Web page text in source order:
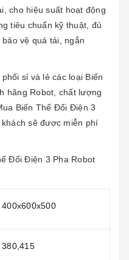
cho hiệu suất hoạt động
tiêu chuẩn kỹ thuật, đủ
vệ quá tải, ngắn
sỉ và lẻ các loại Biến
hãng Robot, chất lượng
Biến Thế Đổi Điện 3
sẽ được miễn phí
Đổi Điện 3 Pha Robot
400x600x500
380,415